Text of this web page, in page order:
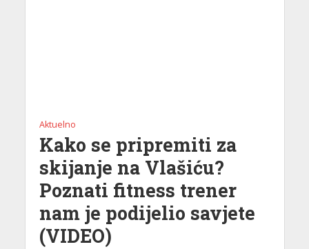
Aktuelno
Kako se pripremiti za
skijanje na Vlašiću?
Poznati fitness trener
nam je podijelio savjete
(VIDEO)